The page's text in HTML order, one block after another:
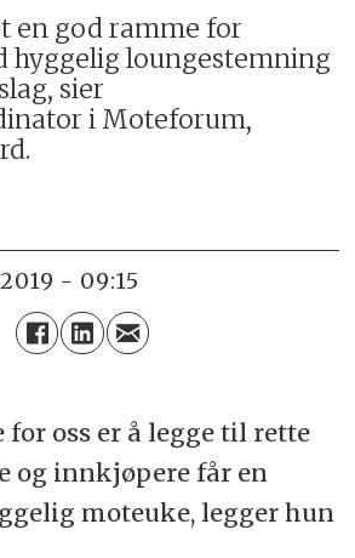
en god ramme for
hyggelig loungestemning
sier
i Moteforum,
- 09:15
oss er å legge til rette
og innkjøpere får en
moteuke, legger hun